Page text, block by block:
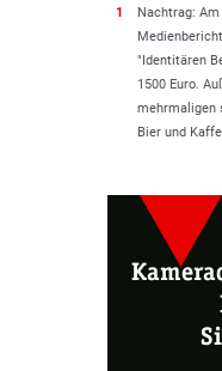
1
Nachtrag:
"Identitären
1500 Euro.
mehrmaligen
Bier und